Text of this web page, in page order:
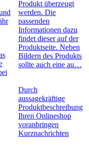
Produkt überzeugt
werden. Die
passenden
Informationen dazu
findet dieser auf der
Produktseite. Neben
Bildern des Produkts
sollte auch eine au…
Durch
aussagekräftige
Produktbeschreibung
Ihren Onlineshop
voranbringen
Kurznachrichten